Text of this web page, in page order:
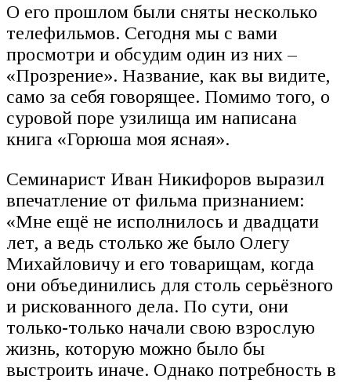
О его прошлом были сняты несколько
телефильмов. Сегодня мы с вами
просмотри и обсудим один из них –
«Прозрение». Название, как вы видите,
само за себя говорящее. Помимо того, о
суровой поре узилища им написана
книга «Горюша моя ясная».
Семинарист Иван Никифоров выразил
впечатление от фильма признанием:
«Мне ещё не исполнилось и двадцати
лет, а ведь столько же было Олегу
Михайловичу и его товарищам, когда
они объединились для столь серьёзного
и рискованного дела. По сути, они
только-только начали свою взрослую
жизнь, которую можно было бы
выстроить иначе. Однако потребность в